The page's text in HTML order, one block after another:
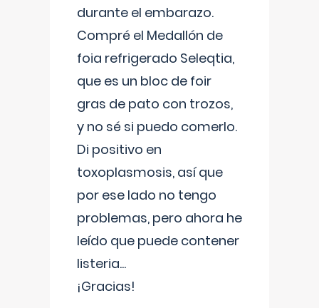
durante el embarazo.
Compré el Medallón de
foia refrigerado Seleqtia,
que es un bloc de foir
gras de pato con trozos,
y no sé si puedo comerlo.
Di positivo en
toxoplasmosis, así que
por ese lado no tengo
problemas, pero ahora he
leído que puede contener
listeria...
¡Gracias!